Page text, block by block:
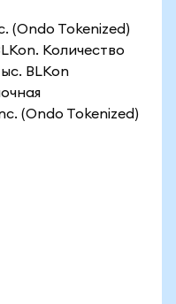
(Ondo Tokenized)
Количество
BLKon
(Ondo Tokenized)